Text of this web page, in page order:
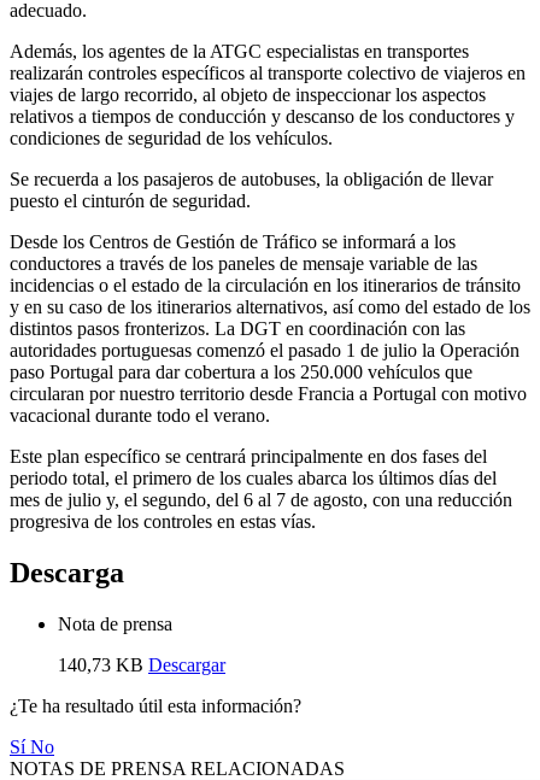
adecuado.
Además, los agentes de la ATGC especialistas en transportes
realizarán controles específicos al transporte colectivo de viajeros en
viajes de largo recorrido, al objeto de inspeccionar los aspectos
relativos a tiempos de conducción y descanso de los conductores y
condiciones de seguridad de los vehículos.
Se recuerda a los pasajeros de autobuses, la obligación de llevar
puesto el cinturón de seguridad.
Desde los Centros de Gestión de Tráfico se informará a los
conductores a través de los paneles de mensaje variable de las
incidencias o el estado de la circulación en los itinerarios de tránsito
y en su caso de los itinerarios alternativos, así como del estado de los
distintos pasos fronterizos. La DGT en coordinación con las
autoridades portuguesas comenzó el pasado 1 de julio la Operación
paso Portugal para dar cobertura a los 250.000 vehículos que
circularan por nuestro territorio desde Francia a Portugal con motivo
vacacional durante todo el verano.
Este plan específico se centrará principalmente en dos fases del
periodo total, el primero de los cuales abarca los últimos días del
mes de julio y, el segundo, del 6 al 7 de agosto, con una reducción
progresiva de los controles en estas vías.
Descarga
Nota de prensa
140,73 KB Descargar
¿Te ha resultado útil esta información?
SíNo
NOTAS DE PRENSA RELACIONADAS